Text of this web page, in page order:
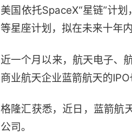
美国依托SpaceX“星链”计
等星座计划，拟在未来十年
近一个月以来，航天电子、
商业航天企业蓝箭航天的IPO
格隆汇获悉，近日，蓝箭航
公司。